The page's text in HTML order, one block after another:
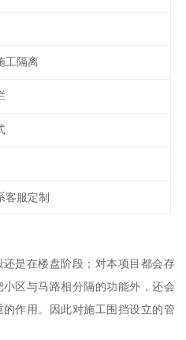
工隔离
客服定制
是在楼盘阶段；对本项目都会存
区与马路相分隔的功能外，还会
作用。因此对施工围挡设立的管